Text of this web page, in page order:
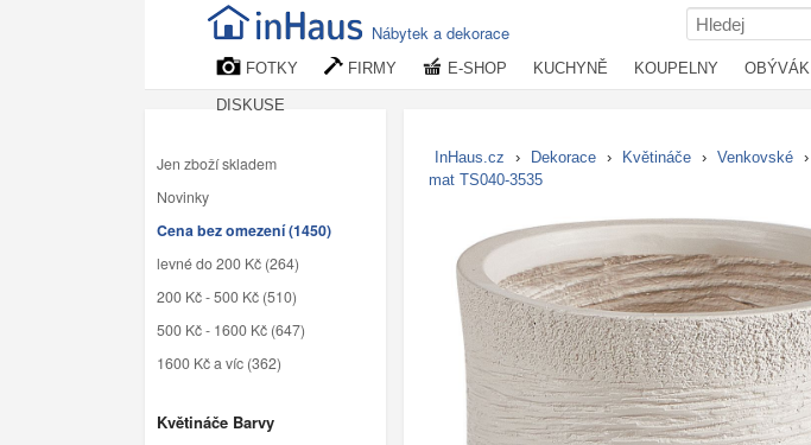
Nábytek a dekorace
FOTKY FIRMY E-SHOP KUCHYNĚ KOUPELNY OBÝVÁK
DISKUSE
Jen zboží skladem
Novinky
Cena bez omezení (1450)
levné do 200 Kč (264)
200 Kč - 500 Kč (510)
500 Kč - 1600 Kč (647)
1600 Kč a víc (362)
Květináče Barvy
InHaus.cz › Dekorace › Květináče › Venkovské ›
mat TS040-3535